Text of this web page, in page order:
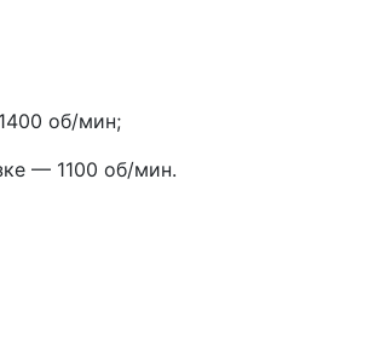
об/мин;
— 1100 об/мин.